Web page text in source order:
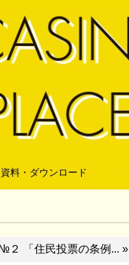
資料・ダウンロード
２ 「住民投票の条例... »